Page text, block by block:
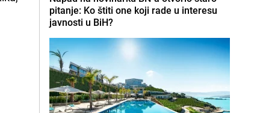
pitanje: Ko štiti one koji rade u interesu
javnosti u BiH?